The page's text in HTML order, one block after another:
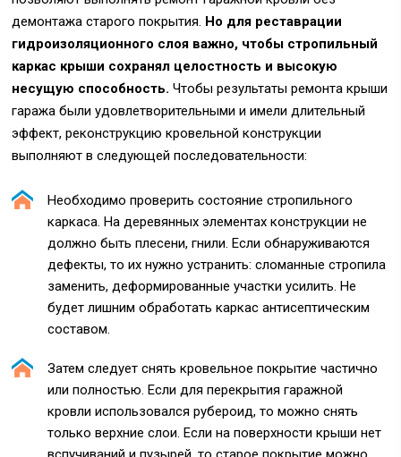
демонтажа старого покрытия. Но для реставрации
гидроизоляционного слоя важно, чтобы стропильный
каркас крыши сохранял целостность и высокую
несущую способность. Чтобы результаты ремонта крыши
гаража были удовлетворительными и имели длительный
эффект, реконструкцию кровельной конструкции
выполняют в следующей последовательности:
Необходимо проверить состояние стропильного
каркаса. На деревянных элементах конструкции не
должно быть плесени, гнили. Если обнаруживаются
дефекты, то их нужно устранить: сломанные стропила
заменить, деформированные участки усилить. Не
будет лишним обработать каркас антисептическим
составом.
Затем следует снять кровельное покрытие частично
или полностью. Если для перекрытия гаражной
кровли использовался рубероид, то можно снять
только верхние слои. Если на поверхности крыши нет